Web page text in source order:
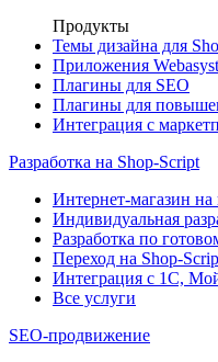
Продукты
Темы дизайна для
Приложения Webasyst
Плагины для SEO
Плагины для
Интеграция с
Разработка на Shop-Script
Интернет-магазин на
Индивидуальная
Разработка по
Переход на Shop-
Интеграция с 1С,
Все услуги
SEO-продвижение